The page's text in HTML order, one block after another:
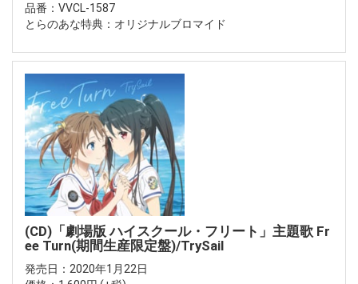
品番：VVCL-1587
とらのあな特典：オリジナルブロマイド
(CD)「劇場版 ハイスクール・フリート」主題歌 Fr
ee Turn(期間生産限定盤)/TrySail
発売日：2020年1月22日